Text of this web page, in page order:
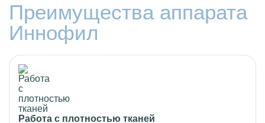
Преимущества аппарата
Иннофил
Работа с плотностью тканей